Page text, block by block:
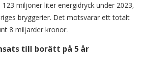
123 miljoner liter energidryck under 2023,
bryggerier. Det motsvarar ett totalt
8 miljarder kronor.
till borätt på 5 år